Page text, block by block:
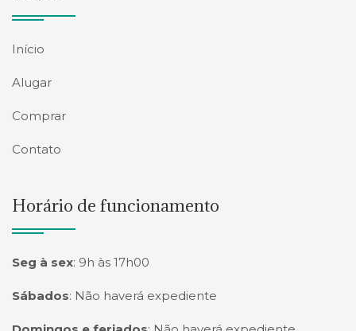
Início
Alugar
Comprar
Contato
Horário de funcionamento
Seg à sex: 9h às 17h00
Sábados: Não haverá expediente